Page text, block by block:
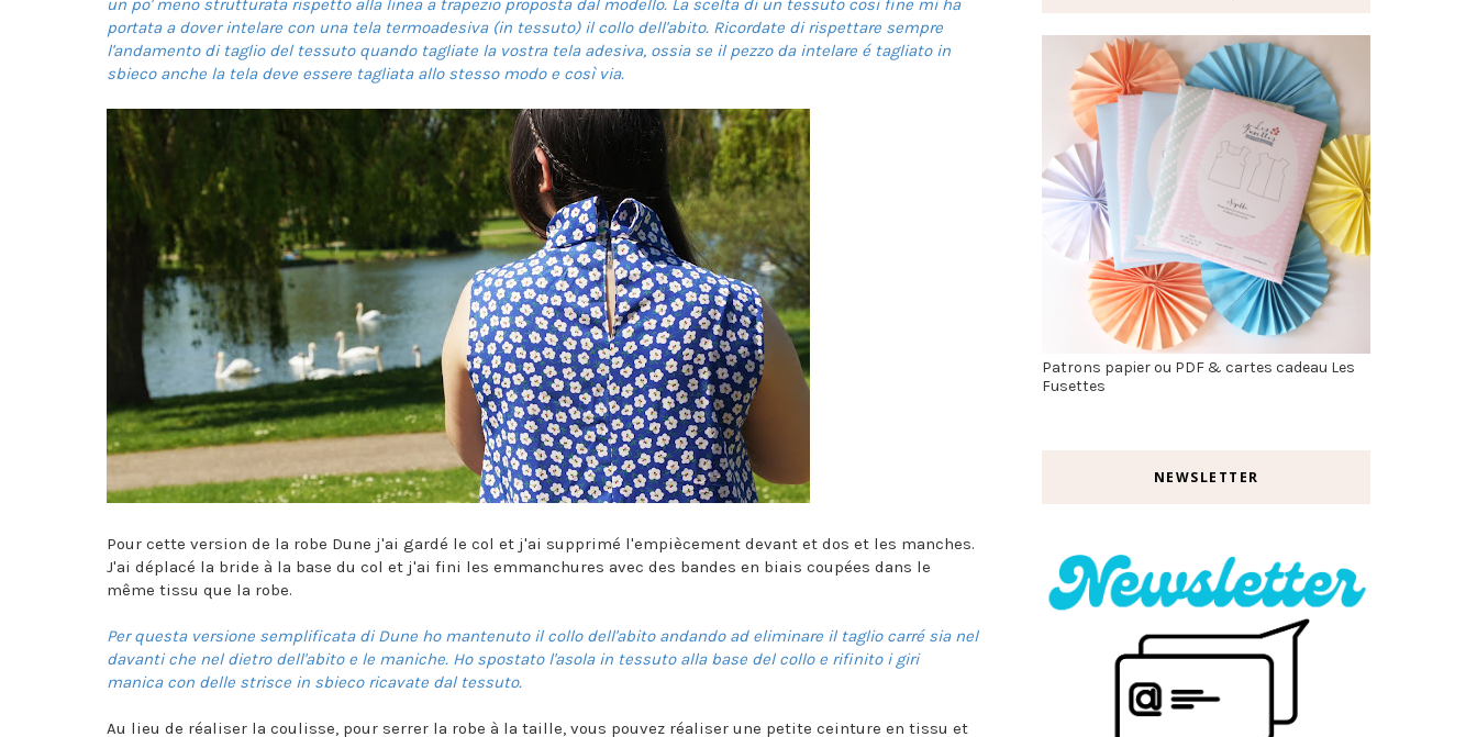
un po' meno strutturata rispetto alla linea a trapezio proposta dal modello. La scelta di un tessuto cosi fine mi ha
portata a dover intelare con una tela termoadesiva (in tessuto) il collo dell'abito. Ricordate di rispettare sempre
l'andamento di taglio del tessuto quando tagliate la vostra tela adesiva, ossia se il pezzo da intelare é tagliato in
sbieco anche la tela deve essere tagliata allo stesso modo e così via.
Pour cette version de la robe Dune j'ai gardé le col et j'ai supprimé l'empiècement devant et dos et les manches.
J'ai déplacé la bride à la base du col et j'ai fini les emmanchures avec des bandes en biais coupées dans le
même tissu que la robe.
Per questa versione semplificata di Dune ho mantenuto il collo dell'abito andando ad eliminare il taglio carré sia nel
davanti che nel dietro dell'abito e le maniche. Ho spostato l'asola in tessuto alla base del collo e rifinito i giri
manica con delle strisce in sbieco ricavate dal tessuto.
Au lieu de réaliser la coulisse, pour serrer la robe à la taille, vous pouvez réaliser une petite ceinture en tissu et
Patrons papier ou PDF & cartes cadeau Les
Fusettes
NEWSLETTER